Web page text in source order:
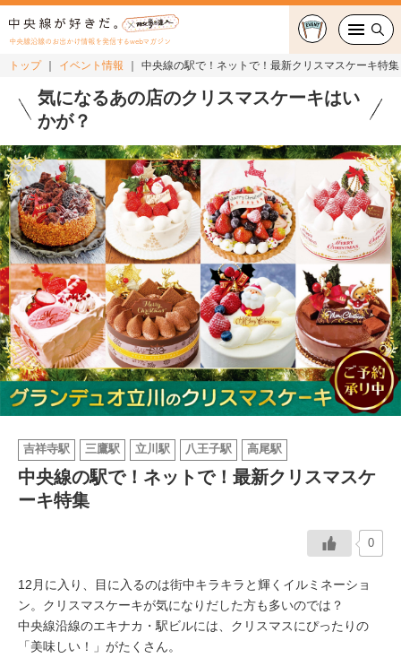
中央線沿線のお出かけ情報を発信するwebマガジン
グルメ・カフェ
おでかけ
ショッピング
中央線カルチャー
特集
連載
中央線フェス
イベント情報
おしらせ
トップ イベント情報 中央線の駅で！ネットで！最新クリスマスケーキ特集
気になるあの店のクリスマスケーキはい
かが？
吉祥寺駅 三鷹駅 立川駅 八王子駅 高尾駅
中央線の駅で！ネットで！最新クリスマスケ
ーキ特集
0
12月に入り、目に入るのは街中キラキラと輝くイルミネーショ
ン。クリスマスケーキが気になりだした方も多いのでは？
中央線沿線のエキナカ・駅ビルには、クリスマスにぴったりの
「美味しい！」がたくさん。